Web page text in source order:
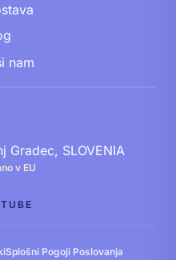
nam
Gradec, SLOVENIA
v EU
Splošni Pogoji Poslovanja